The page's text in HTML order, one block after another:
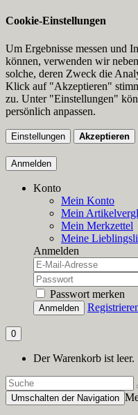
Cookie-Einstellungen
Um Ergebnisse messen und
können, verwenden wir
solche, deren Zweck die
Klick auf "Akzeptieren"
zu. Unter "Einstellungen"
persönlich anpassen.
Einstellungen Akzeptieren
Anmelden
Konto
Mein Konto
Mein
Mein Merkzettel
Meine
Anmelden
Passwort merken
Anmelden
0
Der Warenkorb ist leer.
Umschalten der Navigation